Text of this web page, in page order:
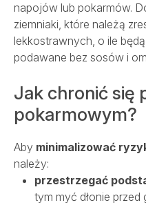
napojów lub pokarmów.
ziemniaki, które należą
lekkostrawnych, o ile
podawane bez sosów i
Jak chronić się
pokarmowym?
Aby minimalizować
należy:
przestrzegać
tym myć dłonie